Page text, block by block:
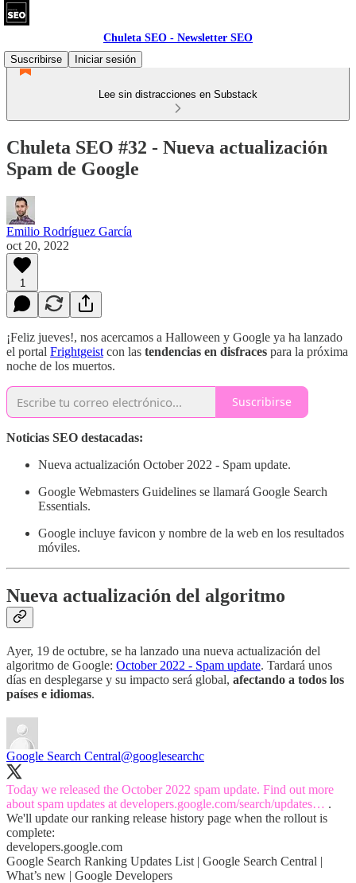
Chuleta SEO - Newsletter SEO
Suscribirse
Iniciar sesión
Lee sin distracciones en Substack
Chuleta SEO #32 - Nueva actualización
Spam de Google
Emilio Rodríguez García
oct 20, 2022
1
¡Feliz jueves!, nos acercamos a Halloween y Google ya ha lanzado
el portal Frightgeist con las tendencias en disfraces para la próxima
noche de los muertos.
Suscribirse
Noticias SEO destacadas:
Nueva actualización October 2022 - Spam update.
Google Webmasters Guidelines se llamará Google Search
Essentials.
Google incluye favicon y nombre de la web en los resultados
móviles.
Nueva actualización del algoritmo
Ayer, 19 de octubre, se ha lanzado una nueva actualización del
algoritmo de Google: October 2022 - Spam update. Tardará unos
días en desplegarse y su impacto será global, afectando a todos los
países e idiomas.
Google Search Central@googlesearchc
Today we released the October 2022 spam update. Find out more
about spam updates at developers.google.com/search/updates… .
We'll update our ranking release history page when the rollout is
complete:
developers.google.com
Google Search Ranking Updates List | Google Search Central |
What’s new | Google Developers